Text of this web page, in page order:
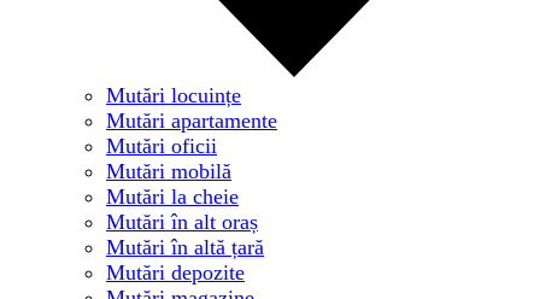
Mutări locuințe
Mutări apartamente
Mutări oficii
Mutări mobilă
Mutări la cheie
Mutări în alt oraș
Mutări în altă țară
Mutări depozite